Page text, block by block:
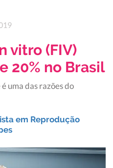
vitro (FIV)
20% no Brasil
uma das razões do
em Reprodução